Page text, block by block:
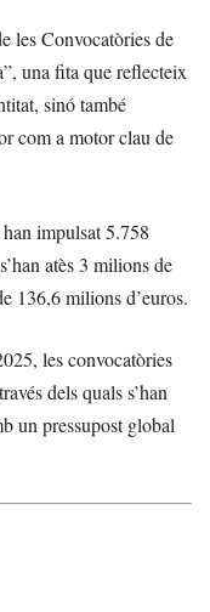
les Convocatòries de
una fita que reflecteix
sinó també
com a motor clau de
impulsat 5.758
atès 3 milions de
136,6 milions d’euros.
les convocatòries
dels quals s’han
un pressupost global